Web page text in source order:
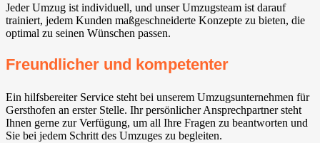
Jeder Umzug ist individuell, und unser Umzugsteam ist darauf
trainiert, jedem Kunden maßgeschneiderte Konzepte zu bieten, die
optimal zu seinen Wünschen passen.
Freundlicher und kompetenter
Ein hilfsbereiter Service steht bei unserem Umzugsunternehmen für
Gersthofen an erster Stelle. Ihr persönlicher Ansprechpartner steht
Ihnen gerne zur Verfügung, um all Ihre Fragen zu beantworten und
Sie bei jedem Schritt des Umzuges zu begleiten.